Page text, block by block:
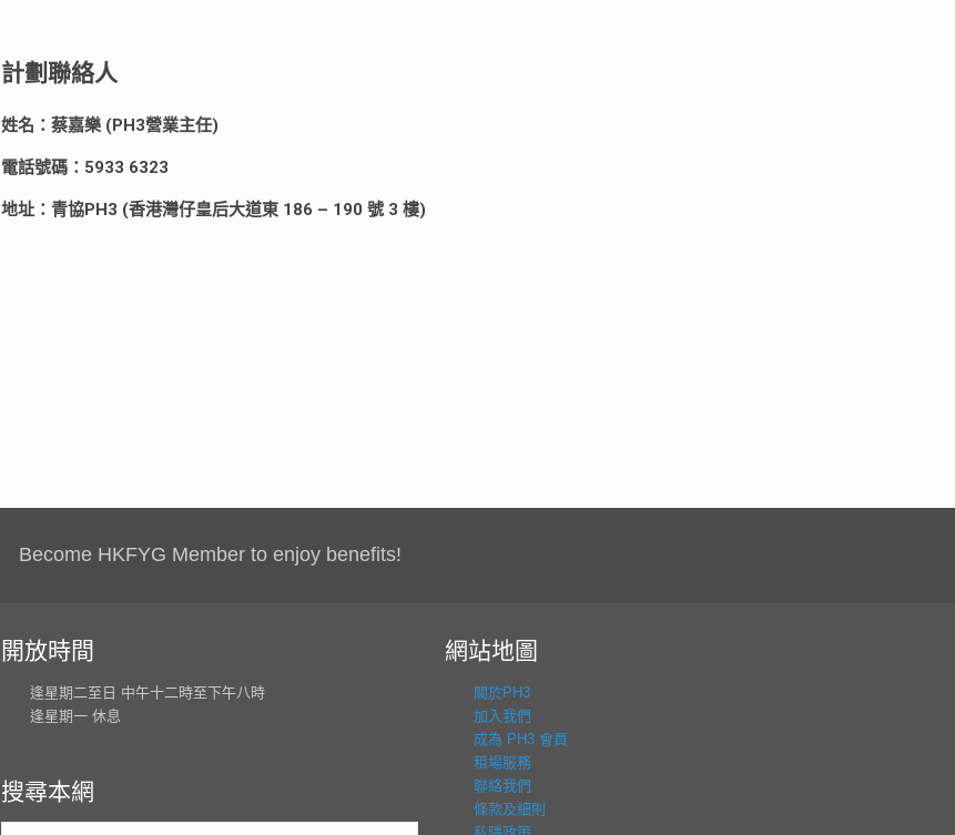
計劃聯絡人
姓名：蔡嘉樂 (PH3營業主任)
電話號碼：5933 6323
地址：青協PH3 (香港灣仔皇后大道東 186 – 190 號 3 樓)
Become HKFYG Member to enjoy benefits!
開放時間
逢星期二至日 中午十二時至下午八時
逢星期一 休息
搜尋本網
網站地圖
關於PH3
加入我們
成為 PH3 會員
租場服務
聯絡我們
條款及細則